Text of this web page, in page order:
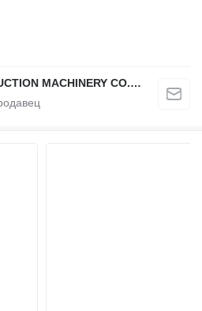
HEFEI DINGTAO CONSTRUCTION MACHINERY CO., LIMITED